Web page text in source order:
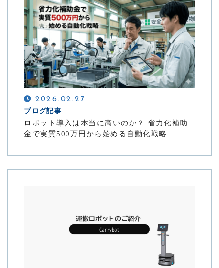
2026.02.27
ブログ記事
ロボット導入は本当に高いのか？ 省力化補助
金で実質500万円から始める自動化戦略